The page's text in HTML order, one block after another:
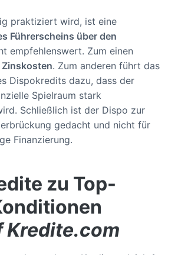
praktiziert wird, ist eine
Führerscheins über den
empfehlenswert. Zum einen
Zinskosten. Zum anderen führt das
Dispokredits dazu, dass der
Spielraum stark
Schließlich ist der Dispo zur
gedacht und nicht für
Finanzierung.
zu Top-
Kredite.com